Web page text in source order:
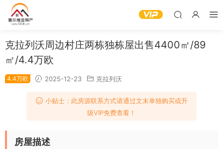
克拉列沃周边村庄两栋独栋屋出售4400㎡/89
㎡/4.4万欧
4.4万欧 2025-12-23 克拉列沃
小贴士：此房源联系方式请通过文末单独购买或升
级VIP免费查看！
房屋描述